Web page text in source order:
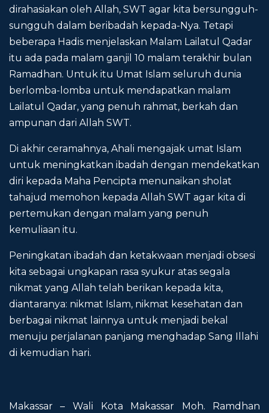
dirahasiakan oleh Allah, SWT agar kita bersungguh-
sungguh dalam beribadah kepada-Nya. Tetapi
beberapa Hadis menjelaskan Malam Lailatul Qadar
itu ada pada malam ganjil 10 malam terakhir bulan
Ramadhan. Untuk itu Umat Islam seluruh dunia
berlomba-lomba untuk mendapatkan malam
Lailatul Qadar, yang penuh rahmat, berkah dan
ampunan dari Allah SWT.
Di akhir ceramahnya, Ahali mengajak umat Islam
untuk meningkatkan ibadah dengan mendekatkan
diri kepada Maha Pencipta menunaikan sholat
tahajud memohon kepada Allah SWT agar kita di
pertemukan dengan malam yang penuh
kemuliaan itu.
Peningkatan ibadah dan ketakwaan menjadi obsesi
kita sebagai ungkapan rasa syukur atas segala
nikmat yang Allah telah berikan kepada kita,
diantaranya: nikmat Islam, nikmat kesehatan dan
berbagai nikmat lainnya untuk menjadi bekal
menuju perjalanan panjang menghadap Sang Illahi
di kemudian hari.
Makassar – Wali Kota Makassar Moh. Ramdhan